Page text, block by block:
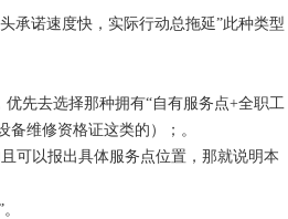
承诺速度快，实际行动总拖延”此种类型
先去选择那种拥有“自有服务点+全职工
维修资格证这类的）；。
可以报出具体服务点位置，那就说明本